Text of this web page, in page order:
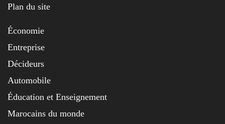
Plan du site
Économie
Entreprise
Décideurs
Automobile
Éducation et Enseignement
Marocains du monde